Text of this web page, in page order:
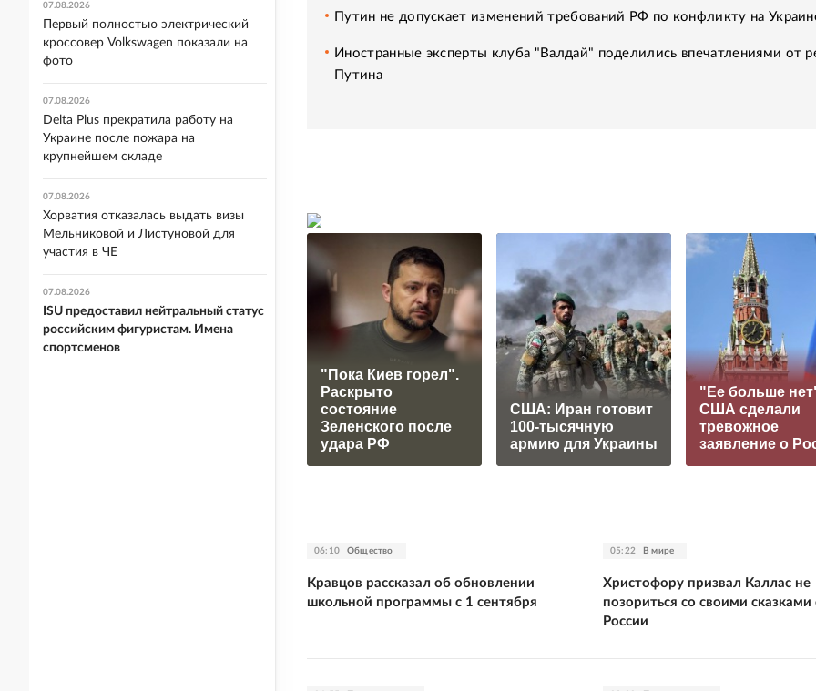
Путин не допускает изменений требований РФ по конфликту на
Иностранные эксперты клуба "Валдай" поделились впечатлениями от
Путина
"Пока Киев горел".
Раскрыто
состояние
Зеленского после
удара РФ
США: Иран готовит
100-тысячную
армию для Украины
"Ее больше
США сделали
тревожное
заявление о
06:10 Общество
Кравцов рассказал об обновлении
школьной программы с 1 сентября
05:22 В мире
Христофору призвал Каллас не
позориться со своими сказками
России
07.08.2026
Первый полностью электрический
кроссовер Volkswagen показали на
фото
07.08.2026
Delta Plus прекратила работу на
Украине после пожара на
крупнейшем складе
07.08.2026
Хорватия отказалась выдать визы
Мельниковой и Листуновой для
участия в ЧЕ
07.08.2026
ISU предоставил нейтральный статус
российским фигуристам. Имена
спортсменов